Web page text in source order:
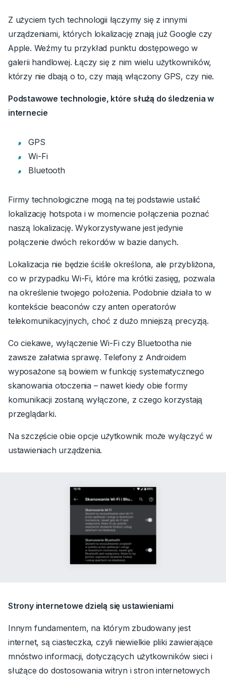
Z użyciem tych technologii łączymy się z innymi
urządzeniami, których lokalizację znają już Google czy
Apple. Weźmy tu przykład punktu dostępowego w
galerii handlowej. Łączy się z nim wielu użytkowników,
którzy nie dbają o to, czy mają włączony GPS, czy nie.
Podstawowe technologie, które służą do śledzenia w
internecie
GPS
Wi-Fi
Bluetooth
Firmy technologiczne mogą na tej podstawie ustalić
lokalizację hotspota i w momencie połączenia poznać
naszą lokalizację. Wykorzystywane jest jedynie
połączenie dwóch rekordów w bazie danych.
Lokalizacja nie będzie ściśle określona, ale przybliżona,
co w przypadku Wi-Fi, które ma krótki zasięg, pozwala
na określenie twojego położenia. Podobnie działa to w
kontekście beaconów czy anten operatorów
telekomunikacyjnych, choć z dużo mniejszą precyzją.
Co ciekawe, wyłączenie Wi-Fi czy Bluetootha nie
zawsze załatwia sprawę. Telefony z Androidem
wyposażone są bowiem w funkcję systematycznego
skanowania otoczenia – nawet kiedy obie formy
komunikacji zostaną wyłączone, z czego korzystają
przeglądarki.
Na szczęście obie opcje użytkownik może wyłączyć w
ustawieniach urządzenia.
Strony internetowe dzielą się ustawieniami
Innym fundamentem, na którym zbudowany jest
internet, są ciasteczka, czyli niewielkie pliki zawierające
mnóstwo informacji, dotyczących użytkowników sieci i
służące do dostosowania witryn i stron internetowych